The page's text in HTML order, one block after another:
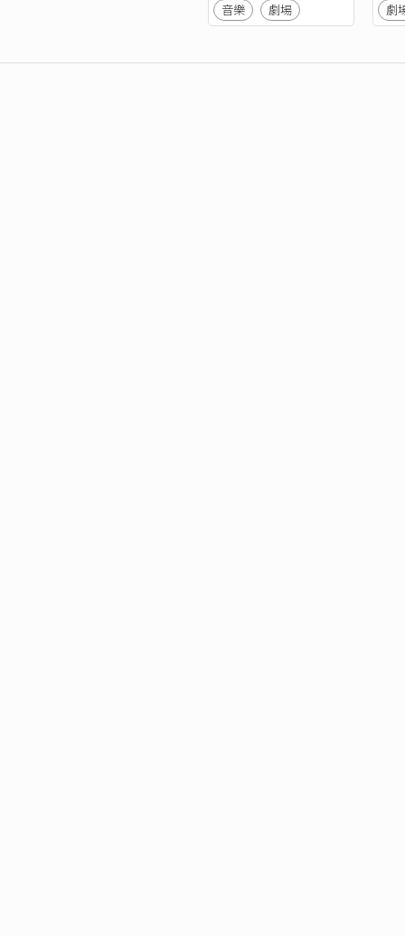
音樂
劇場
劇